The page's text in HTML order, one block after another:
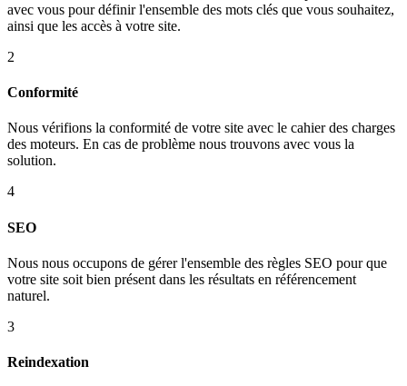
avec vous pour définir l'ensemble des mots clés que vous souhaitez,
ainsi que les accès à votre site.
2
Conformité
Nous vérifions la conformité de votre site avec le cahier des charges
des moteurs. En cas de problème nous trouvons avec vous la
solution.
4
SEO
Nous nous occupons de gérer l'ensemble des règles SEO pour que
votre site soit bien présent dans les résultats en référencement
naturel.
3
Reindexation